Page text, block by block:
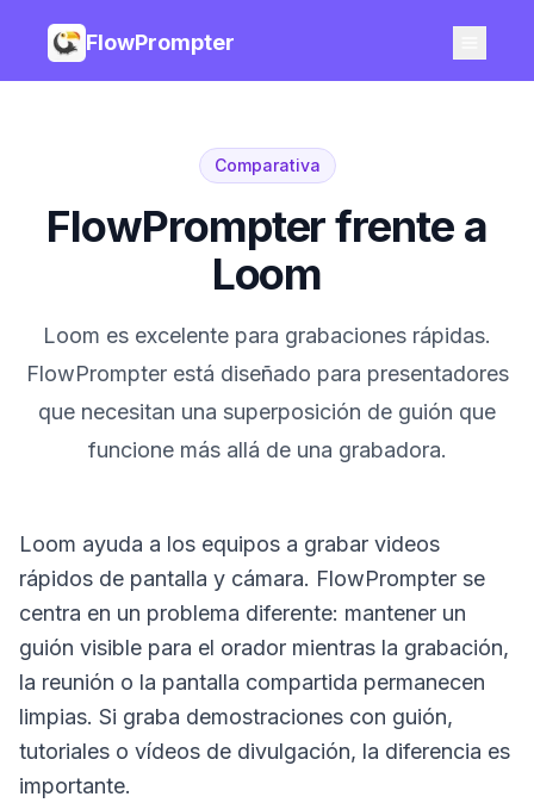
FlowPrompter
Comparativa
FlowPrompter frente a
Loom
Loom es excelente para grabaciones rápidas.
FlowPrompter está diseñado para presentadores
que necesitan una superposición de guión que
funcione más allá de una grabadora.
Loom ayuda a los equipos a grabar videos
rápidos de pantalla y cámara. FlowPrompter se
centra en un problema diferente: mantener un
guión visible para el orador mientras la grabación,
la reunión o la pantalla compartida permanecen
limpias. Si graba demostraciones con guión,
tutoriales o vídeos de divulgación, la diferencia es
importante.